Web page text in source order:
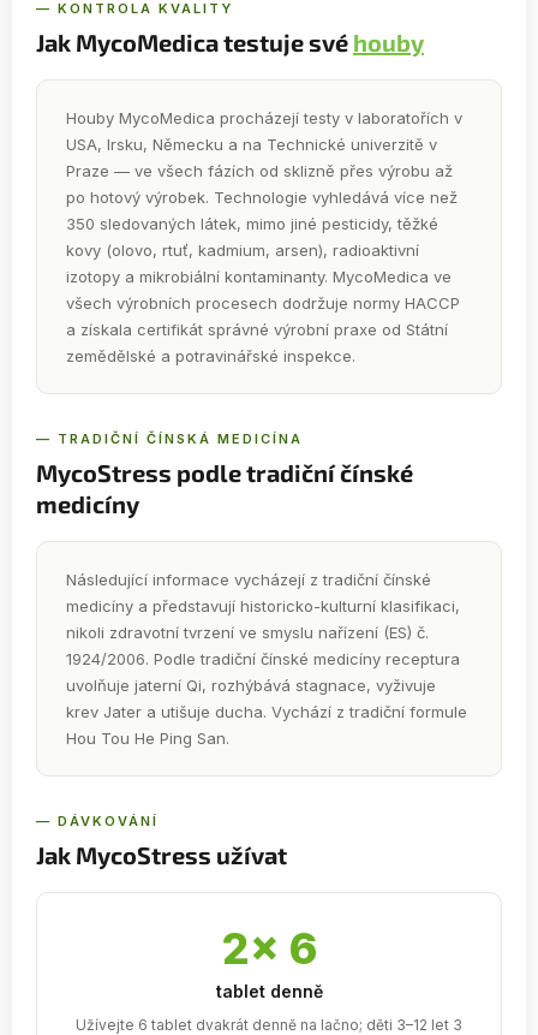
— KONTROLA KVALITY
Jak MycoMedica testuje své houby
Houby MycoMedica procházejí testy v laboratořích v
USA, Irsku, Německu a na Technické univerzitě v
Praze — ve všech fázích od sklizně přes výrobu až
po hotový výrobek. Technologie vyhledává více než
350 sledovaných látek, mimo jiné pesticidy, těžké
kovy (olovo, rtuť, kadmium, arsen), radioaktivní
izotopy a mikrobiální kontaminanty. MycoMedica ve
všech výrobních procesech dodržuje normy HACCP
a získala certifikát správné výrobní praxe od Státní
zemědělské a potravinářské inspekce.
— TRADIČNÍ ČÍNSKÁ MEDICÍNA
MycoStress podle tradiční čínské
medicíny
Následující informace vycházejí z tradiční čínské
medicíny a představují historicko-kulturní klasifikaci,
nikoli zdravotní tvrzení ve smyslu nařízení (ES) č.
1924/2006. Podle tradiční čínské medicíny receptura
uvolňuje jaterní Qi, rozhýbává stagnace, vyživuje
krev Jater a utišuje ducha. Vychází z tradiční formule
Hou Tou He Ping San.
— DÁVKOVÁNÍ
Jak MycoStress užívat
2× 6
tablet denně
Užívejte 6 tablet dvakrát denně na lačno; děti 3–12 let 3